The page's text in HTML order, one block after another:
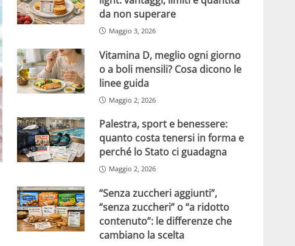
da non superare
Maggio 3, 2026
Vitamina D, meglio ogni giorno
o a boli mensili? Cosa dicono le
linee guida
Maggio 2, 2026
Palestra, sport e benessere:
quanto costa tenersi in forma e
perché lo Stato ci guadagna
Maggio 2, 2026
“Senza zuccheri aggiunti”,
“senza zuccheri” o “a ridotto
contenuto”: le differenze che
cambiano la scelta